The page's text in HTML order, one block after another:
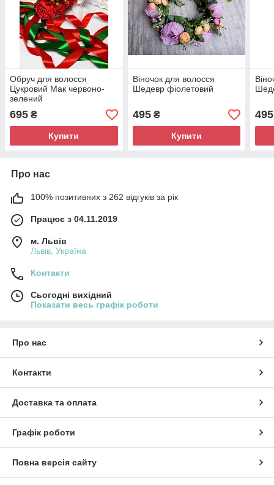
Обруч для волосся
Цукровий Мак червоно-
зелений
695 ₴
Купити
Віночок для волосся
Шедевр фіолетовий
495₴
Купити
495
Про нас
100% позитивних з 262 відгуків за рік
Працює з 04.11.2019
м. Львів
Львів, Україна
Контакти
Сьогодні вихідний
Показати весь графік роботи
Про нас
Контакти
Доставка та оплата
Графік роботи
Повна версія сайту